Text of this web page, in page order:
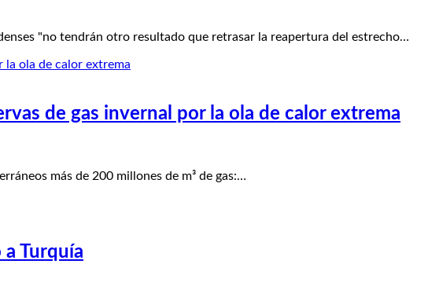
"no tendrán otro resultado que retrasar la reapertura del estrecho…
de gas invernal por la ola de calor extrema
más de 200 millones de m³ de gas:…
Turquía